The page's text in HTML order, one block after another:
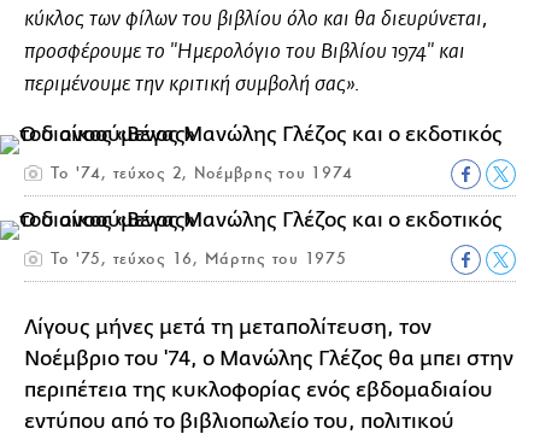
κύκλος των φίλων του βιβλίου όλο και θα διευρύνεται,
προσφέρουμε το "Ημερολόγιο του Βιβλίου 1974" και
περιμένουμε την κριτική συμβολή σας».
Το '74, τεύχος 2, Νοέμβρης του 1974
Το '75, τεύχος 16, Μάρτης του 1975
Λίγους μήνες μετά τη μεταπολίτευση, τον
Νοέμβριο του '74, ο Μανώλης Γλέζος θα μπει στην
περιπέτεια της κυκλοφορίας ενός εβδομαδιαίου
εντύπου από το βιβλιοπωλείο του, πολιτικού